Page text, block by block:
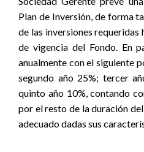
Plan de Inversión, de forma
de las inversiones
de vigencia del Fondo. En
anualmente con el siguiente
segundo año 25%; tercer
quinto año 10%, contando
por el resto de la duración
adecuado dadas sus